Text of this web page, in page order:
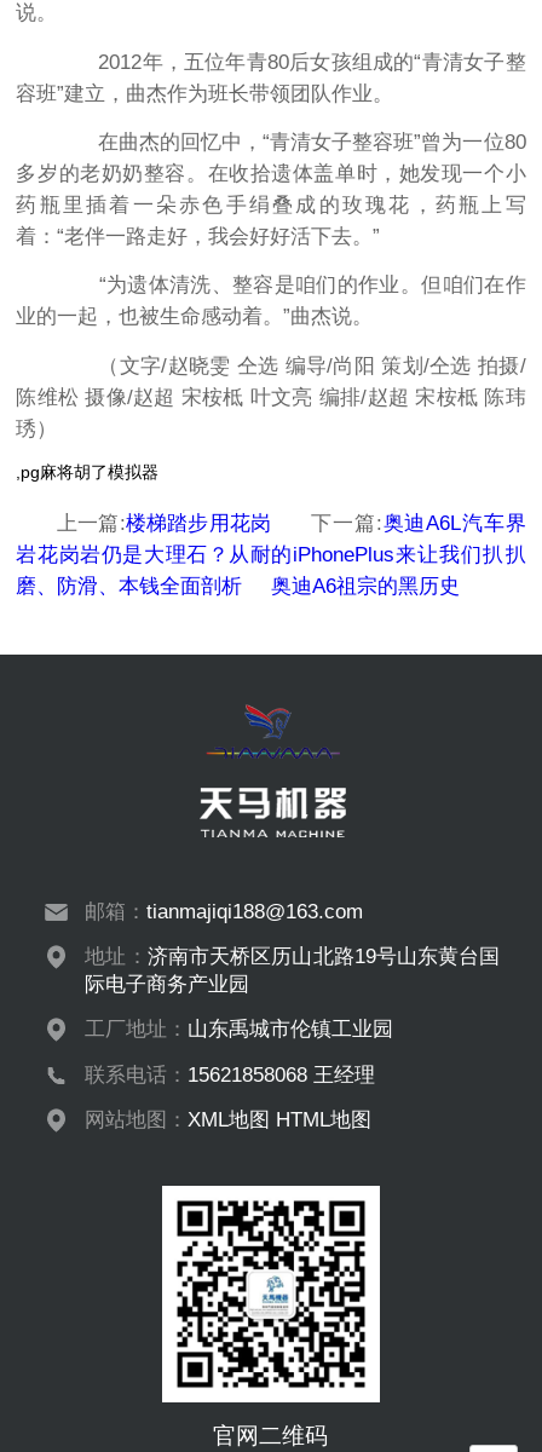
说。
2012年，五位年青80后女孩组成的“青清女子整
容班”建立，曲杰作为班长带领团队作业。
在曲杰的回忆中，“青清女子整容班”曾为一位80
多岁的老奶奶整容。在收拾遗体盖单时，她发现一个小
药瓶里插着一朵赤色手绢叠成的玫瑰花，药瓶上写
着：“老伴一路走好，我会好好活下去。”
“为遗体清洗、整容是咱们的作业。但咱们在作
业的一起，也被生命感动着。”曲杰说。
（文字/赵晓雯 仝选 编导/尚阳 策划/仝选 拍摄/
陈维松 摄像/赵超 宋桉柢 叶文亮 编排/赵超 宋桉柢 陈玮
琇）
,pg麻将胡了模拟器
上一篇:楼梯踏步用花岗
岩花岗岩仍是大理石？从耐
磨、防滑、本钱全面剖析
下一篇:奥迪A6L汽车界
的iPhonePlus来让我们扒扒
奥迪A6祖宗的黑历史
邮箱：tianmajiqi188@163.com
地址： 济南市天桥区历山北路19号山东黄台国
际电子商务产业园
工厂地址： 山东禹城市伦镇工业园
联系电话： 15621858068 王经理
网站地图：XML地图 HTML地图
官网二维码